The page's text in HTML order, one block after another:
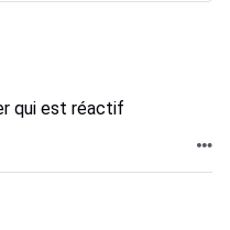
qui est réactif